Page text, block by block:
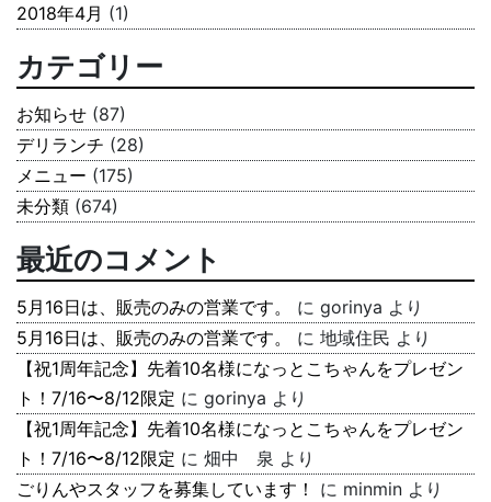
2018年4月 (1)
カテゴリー
お知らせ (87)
デリランチ (28)
メニュー (175)
未分類 (674)
最近のコメント
5月16日は、販売のみの営業です。 に gorinya より
5月16日は、販売のみの営業です。
に 地域住民 より
【祝1周年記念】先着10名様になっとこちゃんをプレゼン
ト！7/16〜8/12限定 に gorinya より
【祝1周年記念】先着10名様になっとこちゃんをプレゼン
ト！7/16〜8/12限定 に 畑中 泉 より
ごりんやスタッフを募集しています！
に minmin より